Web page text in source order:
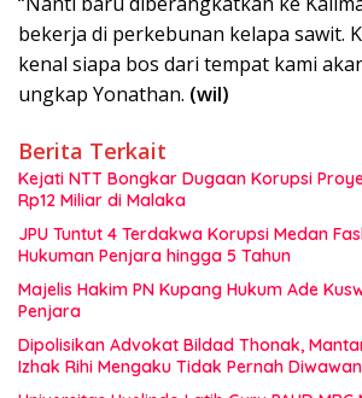
bekerja di perkebunan kelapa sawit.
kenal siapa bos dari tempat kami
ungkap Yonathan. (wil)
Berita Terkait
Kejati NTT Bongkar Dugaan Korupsi
Rp12 Miliar di Malaka
JPU Tuntut 4 Terdakwa Korupsi Medan
Hukuman Penjara hingga 5 Tahun
Majelis Hakim PN Kupang Hukum Ade
Penjara
Dipolisikan Advokat Bildad Thonak,
Izhak Rihi Mengaku Tidak Pernah